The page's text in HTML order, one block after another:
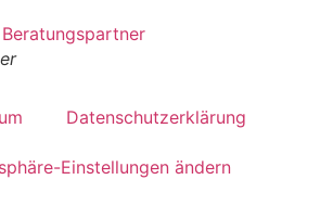
Datenschutzerklärung
Einstellungen ändern